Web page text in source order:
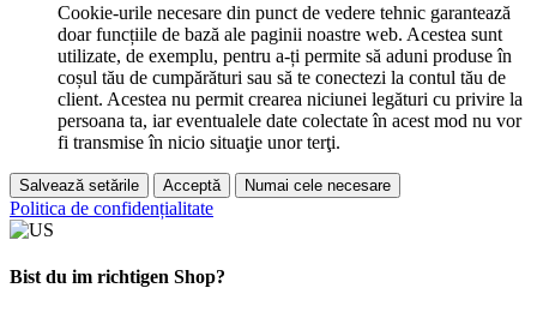
Cookie-urile necesare din punct de vedere tehnic garantează
doar funcțiile de bază ale paginii noastre web. Acestea sunt
utilizate, de exemplu, pentru a-ți permite să aduni produse în
coșul tău de cumpărături sau să te conectezi la contul tău de
client. Acestea nu permit crearea niciunei legături cu privire la
persoana ta, iar eventualele date colectate în acest mod nu vor
fi transmise în nicio situaţie unor terţi.
Salvează setările Acceptă Numai cele necesare
Politica de confidențialitate
Bist du im richtigen Shop?